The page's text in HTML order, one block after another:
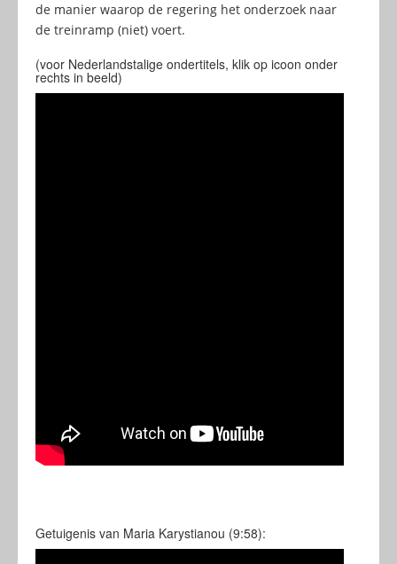
de manier waarop de regering het onderzoek naar
de treinramp (niet) voert.
(voor Nederlandstalige ondertitels, klik op icoon onder
rechts in beeld)
Getuigenis van Maria Karystianou (9:58):